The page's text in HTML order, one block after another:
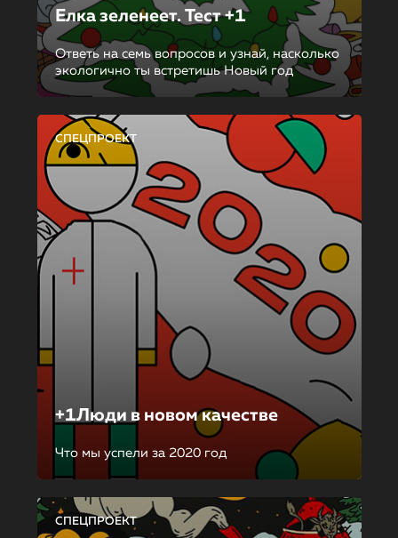
Елка зеленеет. Тест +1
Ответь на семь вопросов и узнай, насколько
экологично ты встретишь Новый год
СПЕЦПРОЕКТ
+1Люди в новом качестве
Что мы успели за 2020 год
СПЕЦПРОЕКТ